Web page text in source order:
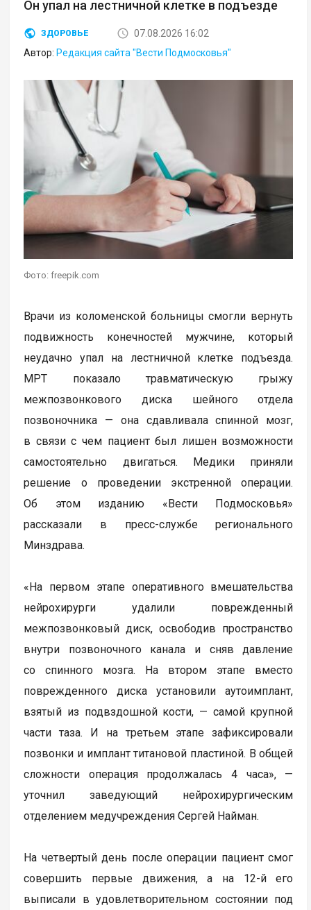
Он упал на лестничной клетке в подъезде
ЗДОРОВЬЕ
07.08.2026 16:02
Автор: Редакция сайта "Вести Подмосковья"
Фото: freepik.com
Врачи из коломенской больницы смогли вернуть
подвижность конечностей мужчине, который
неудачно упал на лестничной клетке подъезда.
МРТ показало травматическую грыжу
межпозвонкового диска шейного отдела
позвоночника — она сдавливала спинной мозг,
в связи с чем пациент был лишен возможности
самостоятельно двигаться. Медики приняли
решение о проведении экстренной операции.
Об этом изданию «Вести Подмосковья»
рассказали в пресс-службе регионального
Минздрава.
«На первом этапе оперативного вмешательства
нейрохирурги удалили поврежденный
межпозвонковый диск, освободив пространство
внутри позвоночного канала и сняв давление
со спинного мозга. На втором этапе вместо
поврежденного диска установили аутоимплант,
взятый из подвздошной кости, — самой крупной
части таза. И на третьем этапе зафиксировали
позвонки и имплант титановой пластиной. В общей
сложности операция продолжалась 4 часа», —
уточнил заведующий нейрохирургическим
отделением медучреждения Сергей Найман.
На четвертый день после операции пациент смог
совершить первые движения, а на 12-й его
выписали в удовлетворительном состоянии под